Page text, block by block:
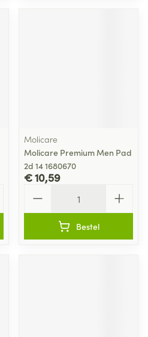
Molicare
Molicare Premium Men Pad
2d 14 1680670
€ 10,59
Bestel